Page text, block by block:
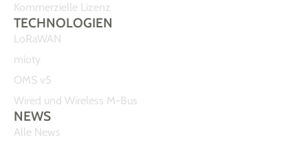
Kommerzielle Lizenz
TECHNOLOGIEN
LoRaWAN
mioty
OMS v5
Wired und Wireless M-Bus
NEWS
Alle News